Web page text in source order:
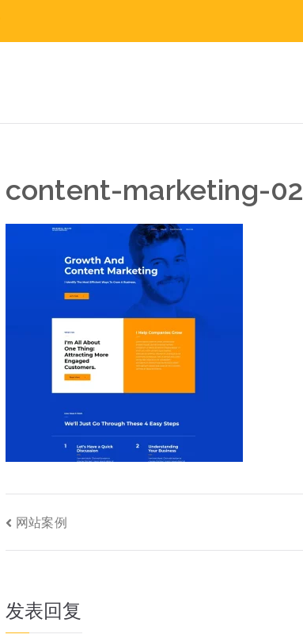
content-marketing-02
文
章
航
网站案例
发表回复